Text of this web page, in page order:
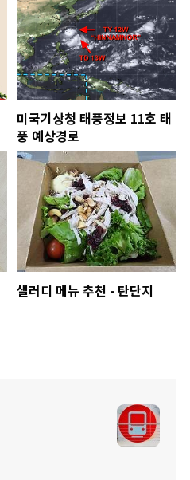
미국기상청 태풍정보 11호 태
풍 예상경로
샐러디 메뉴 추천 - 탄단지